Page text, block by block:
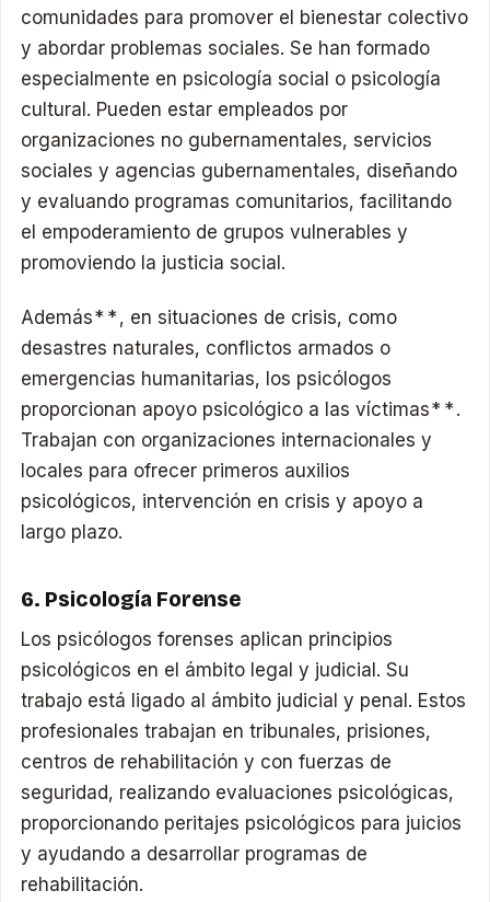
comunidades para promover el bienestar colectivo
y abordar problemas sociales. Se han formado
especialmente en psicología social o psicología
cultural. Pueden estar empleados por
organizaciones no gubernamentales, servicios
sociales y agencias gubernamentales, diseñando
y evaluando programas comunitarios, facilitando
el empoderamiento de grupos vulnerables y
promoviendo la justicia social.
Además**, en situaciones de crisis, como
desastres naturales, conflictos armados o
emergencias humanitarias, los psicólogos
proporcionan apoyo psicológico a las víctimas**.
Trabajan con organizaciones internacionales y
locales para ofrecer primeros auxilios
psicológicos, intervención en crisis y apoyo a
largo plazo.
6. Psicología Forense
Los psicólogos forenses aplican principios
psicológicos en el ámbito legal y judicial. Su
trabajo está ligado al ámbito judicial y penal. Estos
profesionales trabajan en tribunales, prisiones,
centros de rehabilitación y con fuerzas de
seguridad, realizando evaluaciones psicológicas,
proporcionando peritajes psicológicos para juicios
y ayudando a desarrollar programas de
rehabilitación.